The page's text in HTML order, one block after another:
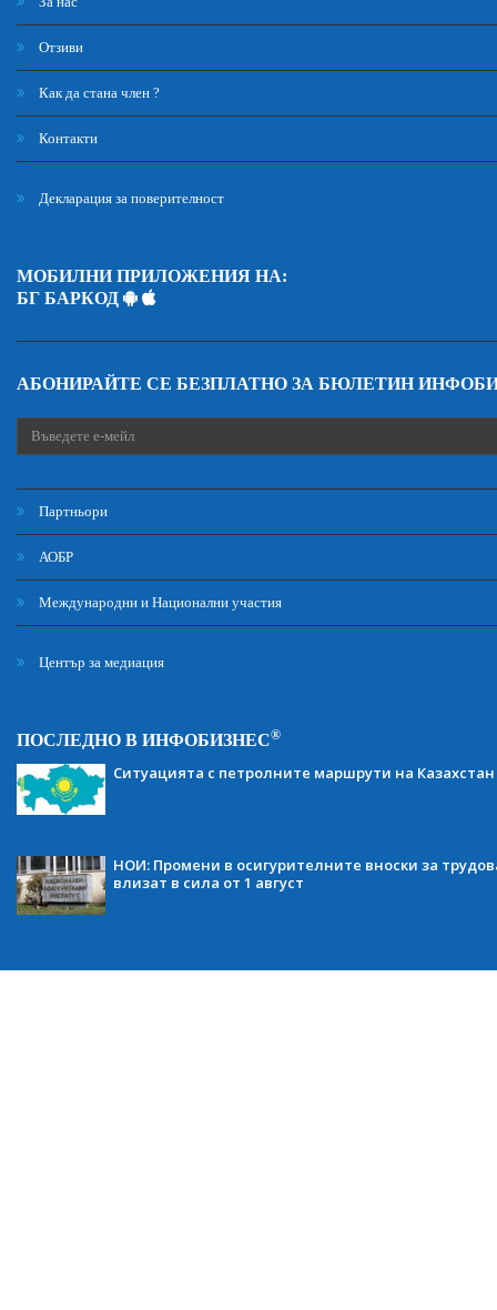
Отзиви
Как да стана член ?
Контакти
Декларация за поверителност
МОБИЛНИ ПРИЛОЖЕНИЯ НА:
БГ БАРКОД
АБОНИРАЙТЕ СЕ БЕЗПЛАТНО ЗА БЮЛЕТИН
Партньори
АОБР
Международни и Национални участия
Център за медиация
ПОСЛЕДНО В ИНФОБИЗНЕС®
Ситуацията с петролните маршрути на Казахстан
НОИ: Промени в осигурителните вноски за
влизат в сила от 1 август